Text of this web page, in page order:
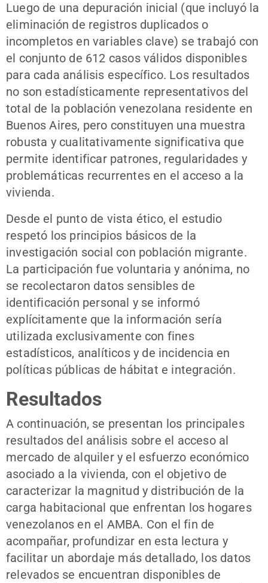
Luego de una depuración inicial (que incluyó la
eliminación de registros duplicados o
incompletos en variables clave) se trabajó con
el conjunto de 612 casos válidos disponibles
para cada análisis específico. Los resultados
no son estadísticamente representativos del
total de la población venezolana residente en
Buenos Aires, pero constituyen una muestra
robusta y cualitativamente significativa que
permite identificar patrones, regularidades y
problemáticas recurrentes en el acceso a la
vivienda.
Desde el punto de vista ético, el estudio
respetó los principios básicos de la
investigación social con población migrante.
La participación fue voluntaria y anónima, no
se recolectaron datos sensibles de
identificación personal y se informó
explícitamente que la información sería
utilizada exclusivamente con fines
estadísticos, analíticos y de incidencia en
políticas públicas de hábitat e integración.
Resultados
A continuación, se presentan los principales
resultados del análisis sobre el acceso al
mercado de alquiler y el esfuerzo económico
asociado a la vivienda, con el objetivo de
caracterizar la magnitud y distribución de la
carga habitacional que enfrentan los hogares
venezolanos en el AMBA. Con el fin de
acompañar, profundizar en esta lectura y
facilitar un abordaje más detallado, los datos
relevados se encuentran disponibles de